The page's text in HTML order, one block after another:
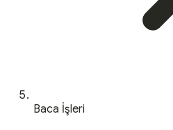
Baca İşleri